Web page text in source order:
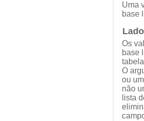
Uma
base
Os
base
tabela
O
ou
não
lista